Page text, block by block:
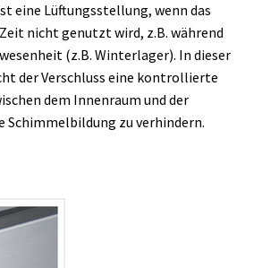
eine Lüftungsstellung, wenn das
nicht genutzt wird, z.B. während
(z.B. Winterlager). In dieser
der Verschluss eine kontrollierte
dem Innenraum und der
Schimmelbildung zu verhindern.